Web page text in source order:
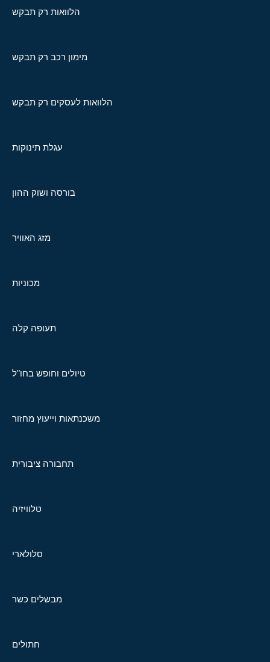
הלוואות רק תבקש
מימון רכב רק תבקש
הלוואות לעסקים רק תבקש
עגלת תינוקות
בורסה ושוק ההון
מזג האוויר
מכוניות
תעופה קלה
טיולים וחופש בחו"ל
משכנתאות וייעוץ מחזור
תחבורה ציבורית
טלוויזיה
סלולארי
מבשלים כשר
חתולים